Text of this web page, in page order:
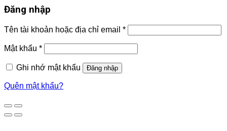
Đăng nhập
Tên tài khoản hoặc địa chỉ email *
Mật khẩu *
Ghi nhớ mật khẩu Đăng nhập
Quên mật khẩu?